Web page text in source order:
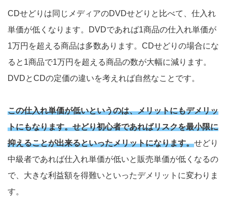
CDせどりは同じメディアのDVDせどりと比べて、仕入れ
単価が低くなります。DVDであれば1商品の仕入れ単価が
1万円を超える商品は多数あります。CDせどりの場合にな
ると1商品で1万円を超える商品の数が大幅に減ります。
DVDとCDの定価の違いを考えれば自然なことです。
この仕入れ単価が低いというのは、メリットにもデメリッ
トにもなります。せどり初心者であればリスクを最小限に
抑えることが出来るといったメリットになります。せどり
中級者であれば仕入れ単価が低いと販売単価が低くなるの
で、大きな利益額を得難いといったデメリットに変わりま
す。